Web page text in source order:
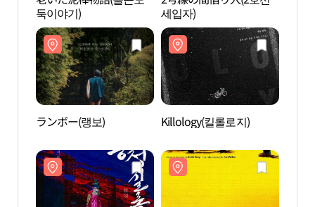
둑이야기)
세입자)
ランボー(랭보) Killology(킬롤로지)